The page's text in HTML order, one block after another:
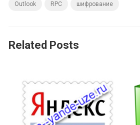
Outlook RPC шифрование
Related Posts